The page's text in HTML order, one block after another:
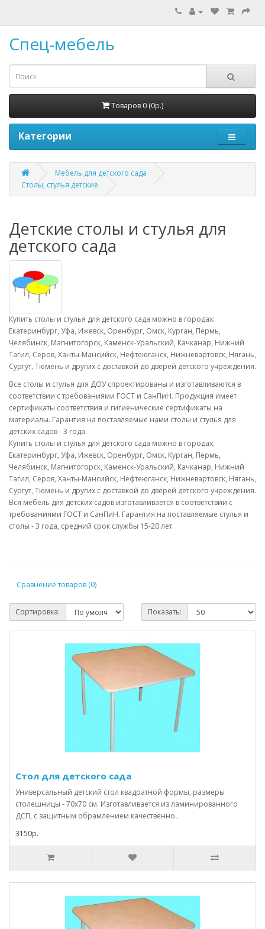
Спец-мебель
Товаров 0 (0р.)
Категории
Мебель для детского сада
Столы, стулья детские
Детские столы и стулья для
детского сада
Купить столы и стулья для детского сада можно в городах:
Екатеринбург, Уфа, Ижевск, Оренбург, Омск, Курган, Пермь,
Челябинск, Магнитогорск, Каменск-Уральский, Качканар, Нижний
Тагил, Серов, Ханты-Мансийск, Нефтеюганск, Нижневартовск, Нягань,
Сургут, Тюмень и других с доставкой до дверей детского учреждения.
Все столы и стулья для ДОУ спроектированы и изготавливаются в
соответствии с требованиями ГОСТ и СанПиН. Продукция имеет
сертификаты соответствия и гигиенические сертификаты на
материалы. Гарантия на поставляемые нами столы и стулья для
детских садов - 3 года.
Купить столы и стулья для детского сада можно в городах:
Екатеринбург, Уфа, Ижевск, Оренбург, Омск, Курган, Пермь,
Челябинск, Магнитогорск, Каменск-Уральский, Качканар, Нижний
Тагил, Серов, Ханты-Мансийск, Нефтеюганск, Нижневартовск, Нягань,
Сургут, Тюмень и других с доставкой до дверей детского учреждения.
Вся мебель для детских садов изготавливается в соответствии с
требованиями ГОСТ и СанПиН. Гарантия на поставляемые стулья и
столы - 3 года, средний срок службы 15-20 лет.
Сравнение товаров (0)
Сортировка: Показать:
Стол для детского сада
Универсальный детский стол квадратной формы, размеры
столешницы - 70х70 см. Изготавливается из ламинированного
ДСП, с защитным обрамлением качественно..
3150р.